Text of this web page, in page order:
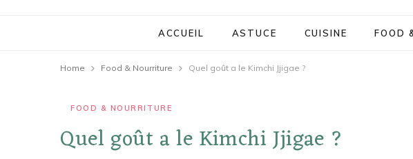
ACCUEIL ASTUCE CUISINE FOOD
Home Food & Nourriture Quel goût a le Kimchi Jjigae ?
FOOD & NOURRITURE
Quel goût a le Kimchi Jjigae ?